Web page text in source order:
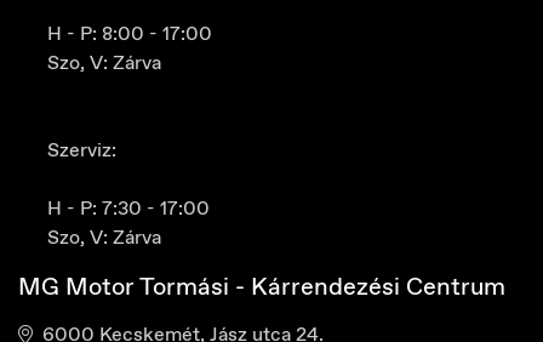
H - P: 8:00 - 17:00
Szo, V: Zárva
Szerviz:
H - P: 7:30 - 17:00
Szo, V: Zárva
MG Motor Tormási - Kárrendezési Centrum
6000 Kecskemét, Jász utca 24.